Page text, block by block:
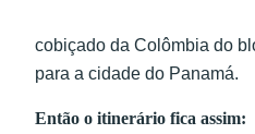
cobiçado da Colômbia do
para a cidade do Panamá.
Então o itinerário fica assim: